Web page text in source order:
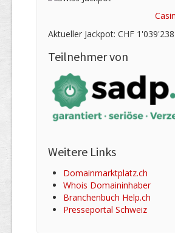
Aktueller Jackpot: CHF 1'039'238
Teilnehmer von
Weitere Links
Domainmarktplatz.ch
Whois Domaininhaber
Branchenbuch Help.ch
Presseportal Schweiz